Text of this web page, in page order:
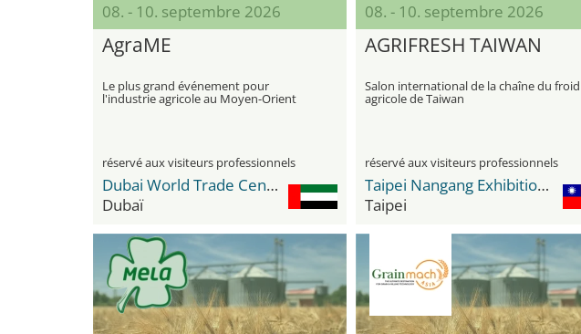
08. - 10. septembre 2026
AgraME
Le plus grand événement pour
l'industrie agricole au Moyen-Orient
réservé aux visiteurs professionnels
Dubai World Trade Center DWTC
Dubaï
08. - 10. septembre 2026
AGRIFRESH TAIWAN
Salon international de la chaîne du froid
agricole de Taiwan
réservé aux visiteurs professionnels
Taipei Nangang Exhibition Center
Taipei